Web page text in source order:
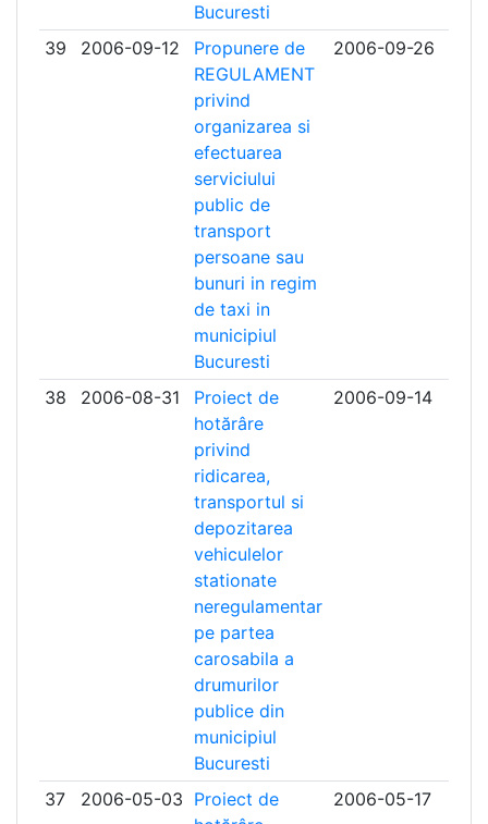
Bucuresti
39 2006-09-12
Propunere de
REGULAMENT
privind
organizarea si
efectuarea
serviciului
public de
transport
persoane sau
bunuri in regim
de taxi in
municipiul
Bucuresti
2006-09-26
38 2006-08-31
Proiect de
hotărâre
privind
ridicarea,
transportul si
depozitarea
vehiculelor
stationate
neregulamentar
pe partea
carosabila a
drumurilor
publice din
municipiul
Bucuresti
2006-09-14
37 2006-05-03 Proiect de
2006-05-17